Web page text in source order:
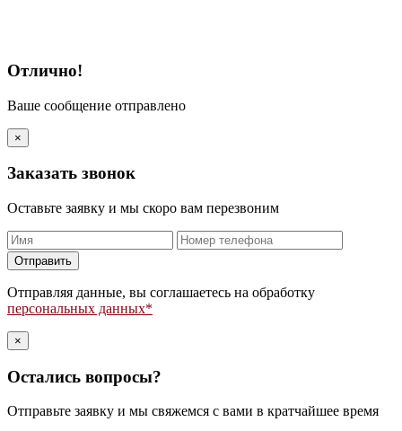
Отлично!
Ваше сообщение отправлено
×
Заказать звонок
Оставьте заявку и мы скоро вам перезвоним
Оставьте
это
поле
пустым.
Отправляя данные, вы соглашаетесь на обработку
персональных данных*
×
Остались вопросы?
Отправьте заявку и мы свяжемся с вами в кратчайшее время